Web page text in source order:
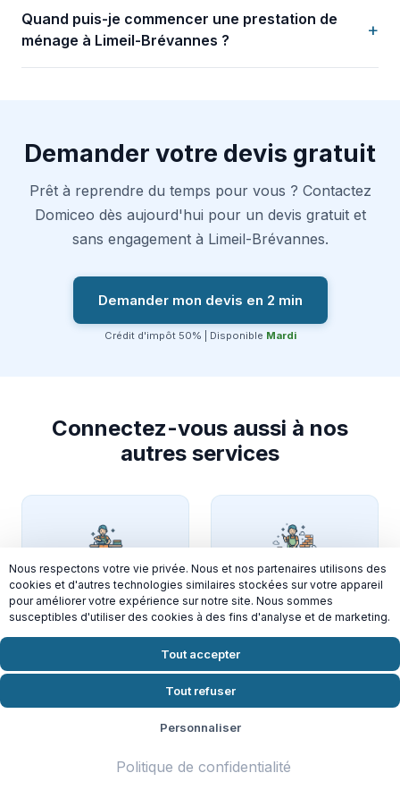
Quand puis-je commencer une prestation de
ménage à Limeil-Brévannes ?
+
Demander votre devis gratuit
Prêt à reprendre du temps pour vous ? Contactez
Domiceo dès aujourd'hui pour un devis gratuit et
sans engagement à Limeil-Brévannes.
Demander mon devis en 2 min
Crédit d'impôt 50% | Disponible Mardi
Connectez-vous aussi à nos
autres services
Repassage à
domicile à Limeil-
Brévannes
Nettoyage de fin de
chantier à Limeil-
Brévannes
bureaux à Limeil-
Brévannes
parties communes à
Limeil-Brévannes
Nous respectons votre vie privée. Nous et nos partenaires utilisons des
cookies et d'autres technologies similaires stockées sur votre appareil
pour améliorer votre expérience sur notre site. Nous sommes
susceptibles d'utiliser des cookies à des fins d'analyse et de marketing.
Tout accepter
Tout refuser
Personnaliser
Politique de confidentialité